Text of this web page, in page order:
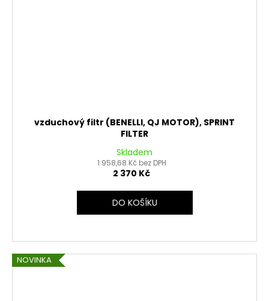
vzduchový filtr (BENELLI, QJ MOTOR), SPRINT
FILTER
Skladem
1 958,68 Kč bez DPH
2 370 Kč
DO KOŠÍKU
NOVINKA